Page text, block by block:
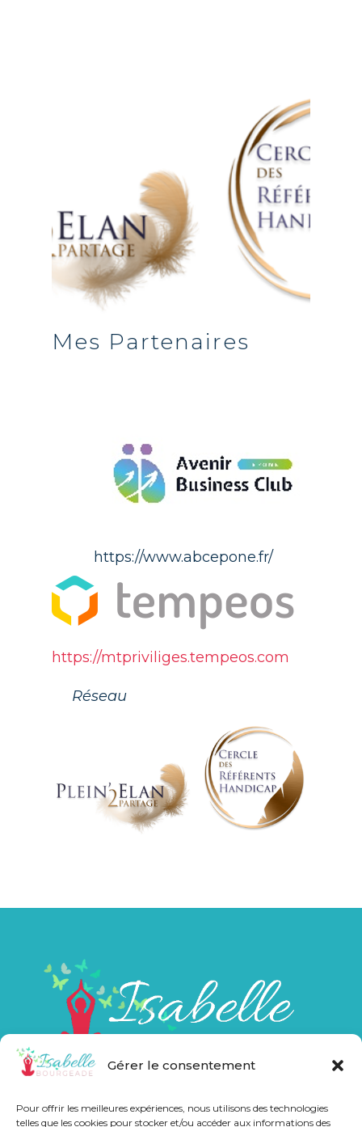
Gérer le consentement
Pour offrir les meilleures expériences, nous utilisons des technologies
telles que les cookies pour stocker et/ou accéder aux informations des
Mes Partenaires
https://www.abcepone.fr/
https://mtpriviliges.tempeos.com
Réseau